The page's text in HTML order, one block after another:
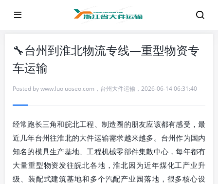
🔧台州到淮北物流专线—重型物资专
车运输
Posted bywww.luoluoseo.com ， 台州大件运输 ， 2026-06-14 06:31:40
经常跑长三角和皖北工程、制造圈的朋友应该都有感受，最
近几年台州往淮北的大件运输需求越来越多。台州作为国内
知名的模具生产基地、工程机械零部件集散中心，每年都有
大量重型物资发往皖北各地，淮北因为近年煤化工产业升
级、装配式建筑基地和多个汽配产业园落地，很多核心设